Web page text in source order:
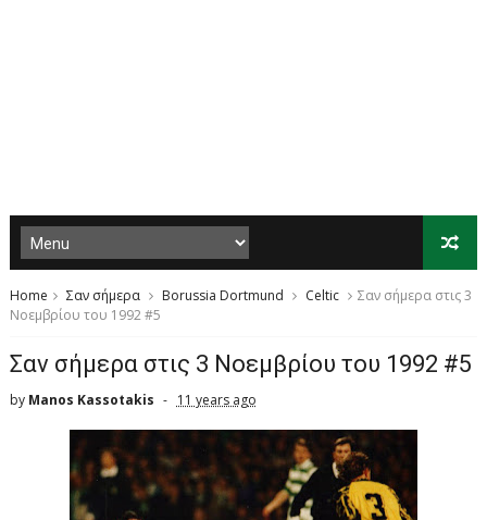
Home Σαν σήμερα Borussia Dortmund Celtic
Σαν σήμερα στις 3
Νοεμβρίου του 1992 #5
Σαν σήμερα στις 3 Νοεμβρίου του 1992 #5
by Manos Kassotakis 11 years ago